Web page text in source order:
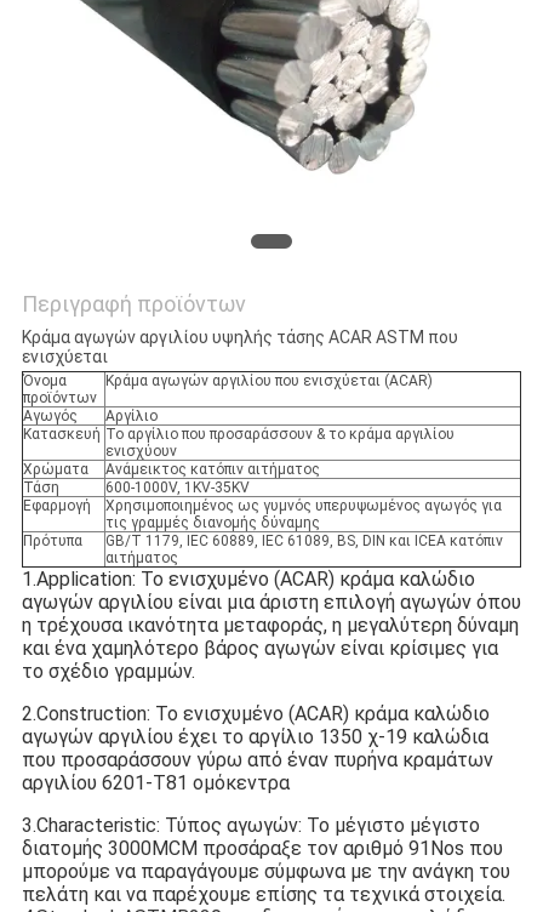
Περιγραφή προϊόντων
Κράμα αγωγών αργιλίου υψηλής τάσης ACAR ASTM που
ενισχύεται
Όνομα
προϊόντων
Κράμα αγωγών αργιλίου που ενισχύεται (ACAR)
Αγωγός
Αργίλιο
Κατασκευή Το αργίλιο που προσαράσσουν & το κράμα αργιλίου
ενισχύουν
Χρώματα
Ανάμεικτος κατόπιν αιτήματος
Τάση
600-1000V, 1KV-35KV
Εφαρμογή
Χρησιμοποιημένος ως γυμνός υπερυψωμένος αγωγός για
τις γραμμές διανομής δύναμης
Πρότυπα
GB/T 1179, IEC 60889, IEC 61089, BS, DIN και ICEA κατόπιν
αιτήματος
1.Application: Το ενισχυμένο (ACAR) κράμα καλώδιο
αγωγών αργιλίου είναι μια άριστη επιλογή αγωγών όπου
η τρέχουσα ικανότητα μεταφοράς, η μεγαλύτερη δύναμη
και ένα χαμηλότερο βάρος αγωγών είναι κρίσιμες για
το σχέδιο γραμμών.
2.Construction: Το ενισχυμένο (ACAR) κράμα καλώδιο
αγωγών αργιλίου έχει το αργίλιο 1350 χ-19 καλώδια
που προσαράσσουν γύρω από έναν πυρήνα κραμάτων
αργιλίου 6201-T81 ομόκεντρα
3.Characteristic: Τύπος αγωγών: Το μέγιστο μέγιστο
διατομής 3000MCM προσάραξε τον αριθμό 91Nos που
μπορούμε να παραγάγουμε σύμφωνα με την ανάγκη του
πελάτη και να παρέχουμε επίσης τα τεχνικά στοιχεία.